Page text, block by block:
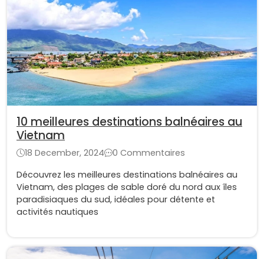
10 meilleures destinations balnéaires au
Vietnam
18 December, 2024
0 Commentaires
Découvrez les meilleures destinations balnéaires au
Vietnam, des plages de sable doré du nord aux îles
paradisiaques du sud, idéales pour détente et
activités nautiques